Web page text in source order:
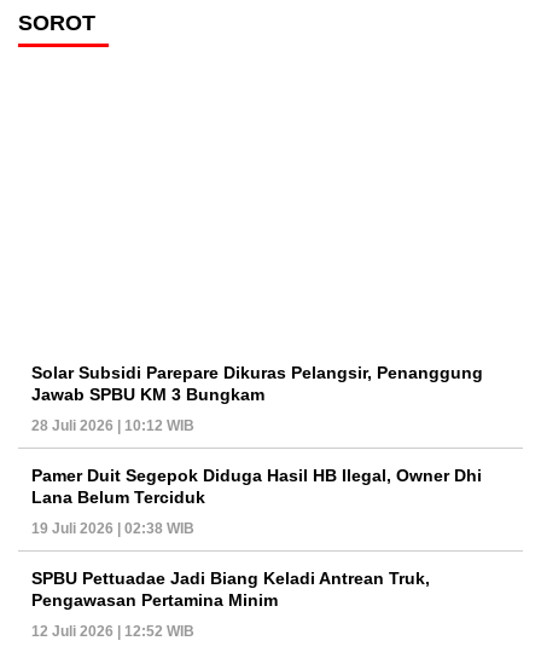
SOROT
Solar Subsidi Parepare Dikuras Pelangsir, Penanggung
Jawab SPBU KM 3 Bungkam
28 Juli 2026 | 10:12 WIB
Pamer Duit Segepok Diduga Hasil HB Ilegal, Owner Dhi
Lana Belum Terciduk
19 Juli 2026 | 02:38 WIB
SPBU Pettuadae Jadi Biang Keladi Antrean Truk,
Pengawasan Pertamina Minim
12 Juli 2026 | 12:52 WIB